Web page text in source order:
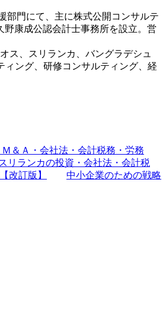
部門にて、主に株式公開コンサルテ
康成公認会計士事務所を設立。営
ス、スリランカ、バングラデシュ
ング、研修コンサルティング、経
＆Ａ・会社法・会計税務・労務
リランカの投資・会社法・会計税
改訂版】
中小企業のための戦略